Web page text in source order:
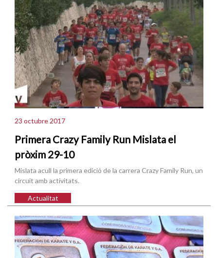
23 octubre 2017
Primera Crazy Family Run Mislata el
pròxim 29-10
Mislata acull la primera edició de la carrera Crazy Family Run, un
circuit amb activitats.
Actualitat